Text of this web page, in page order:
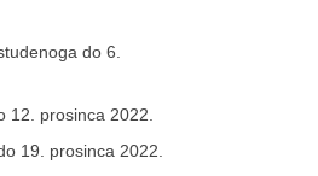
do 6.
12. prosinca 2022.
19. prosinca 2022.